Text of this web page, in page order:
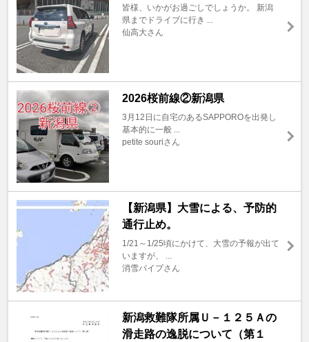
皆様、いかがお過ごしでしょうか。 新潟
県までドライブに行き ...
仙高大さん
2026桜前線②新潟県
3月12日に自宅のあるSAPPOROを出発し
基本的に一般 ...
petite souriさん
【新潟県】大雪による、予防的
通行止め。
1/21～1/25頃にかけて、大雪の予報が出て
いますが、 ...
消雪パイプさん
新潟救難隊所属Ｕ－１２５Ａの
滑走路の逸脱について（第１